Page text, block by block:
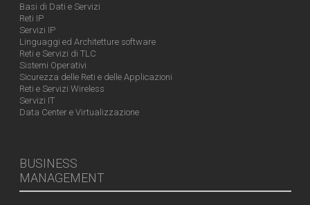
Basi di Dati e Servizi
Reti IP
Servizi IP
Linguaggi ed Architetture software
Reti e Servizi di TLC
Sistemi Operativi
Sicurezza delle Reti e delle Applicazioni
Reti e Servizi Wireless
Servizi IT
Data Center e Virtualizzazione
BUSINESS
MANAGEMENT